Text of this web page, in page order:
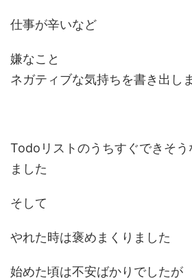
仕事が辛いなど
嫌なこと
ネガティブな気持ちを書き出し
Todoリストのうちすぐできそ
ました
そして
やれた時は褒めまくりました
始めた頃は不安ばかりでしたが